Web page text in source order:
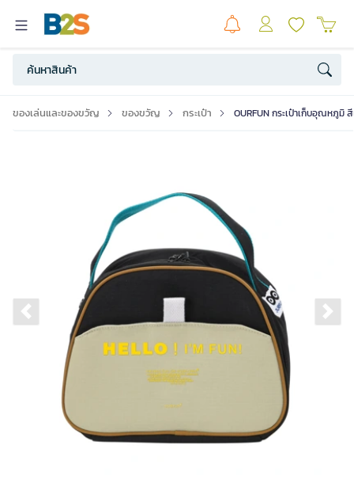
ของเล่นและของขวัญ ของขวัญ กระเป๋า OURFUN กระเป๋าเก็บอุณหภูมิ
Previous slide